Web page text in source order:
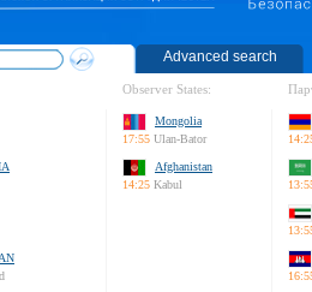
Advanced search
Observer States:
Mongolia
17:55 Ulan-Bator
Afghanistan
14:25 Kabul